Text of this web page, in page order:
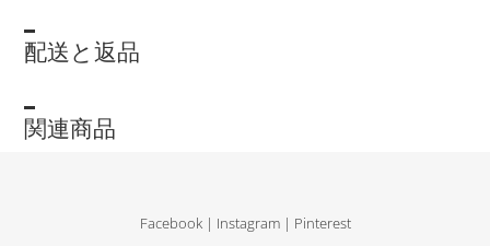
配送と返品
関連商品
Facebook | Instagram | Pinterest